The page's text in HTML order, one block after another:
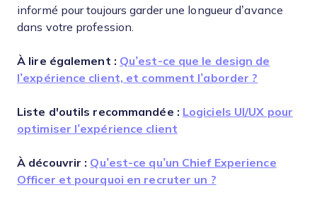
informé pour toujours garder une longueur d’avance
dans votre profession.
À lire également : Qu’est-ce que le design de
l’expérience client, et comment l’aborder ?
Liste d'outils recommandée : Logiciels UI/UX pour
optimiser l’expérience client
À découvrir : Qu’est-ce qu’un Chief Experience
Officer et pourquoi en recruter un ?